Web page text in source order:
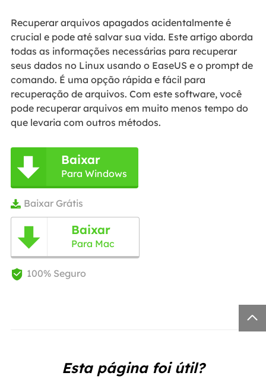
Recuperar arquivos apagados acidentalmente é
crucial e pode até salvar sua vida. Este artigo aborda
todas as informações necessárias para recuperar
seus dados no Linux usando o EaseUS e o prompt de
comando. É uma opção rápida e fácil para
recuperação de arquivos. Com este software, você
pode recuperar arquivos em muito menos tempo do
que levaria com outros métodos.
 Baixar
Para Windows
 Baixar Grátis
 Baixar
Para Mac
 100% Seguro
Esta página foi útil?
